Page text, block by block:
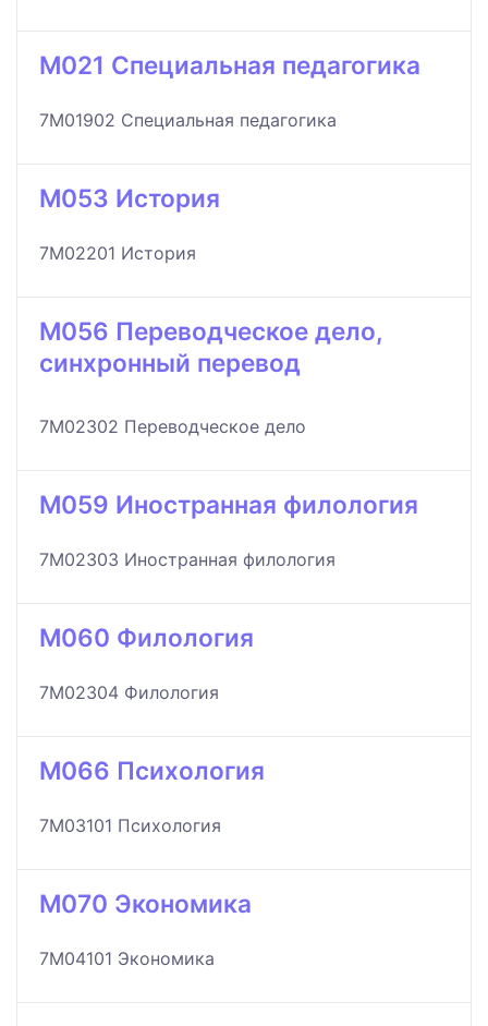
M021 Специальная педагогика
7M01902 Специальная педагогика
M053 История
7M02201 История
M056 Переводческое дело,
синхронный перевод
7M02302 Переводческое дело
M059 Иностранная филология
7M02303 Иностранная филология
M060 Филология
7M02304 Филология
M066 Психология
7M03101 Психология
M070 Экономика
7M04101 Экономика